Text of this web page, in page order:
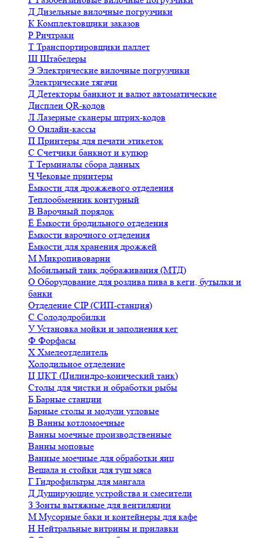
Д Дизельные вилочные погрузчики
К Комплектовщики заказов
Р Ричтраки
Т Транспортировщики паллет
Ш Штабелеры
Э Электрические вилочные погрузчики
Электрические тягачи
Д Детекторы банкнот и валют автоматические
Дисплеи QR-кодов
Л Лазерные сканеры штрих-кодов
О Онлайн-кассы
П Принтеры для печати этикеток
С Счетчики банкнот и купюр
Т Терминалы сбора данных
ЧЧековые принтеры
Ёмкости для дрожжевого отделения
Теплообменник контурный
В Варочный порядок
Ё Ёмкости бродильного отделения
Ёмкости варочного отделения
Ёмкости для хранения дрожжей
М Микропивоварни
Мобильный танк дображивания (МТД)
О Оборудование для розлива пива в кеги, бутылки и
банки
Отделение CIP (СИП-станция)
С Солододробилки
У Установка мойки и заполнения кег
Ф Форфасы
Х Хмелеотделитель
Холодильное отделение
Ц ЦКТ (Цилиндро-конический танк)
Столы для чистки и обработки рыбы
Б Барные станции
Барные столы и модули угловые
В Ванны котломоечные
Ванны моечные производственные
Ванны моповые
Ванные моечные для обработки яиц
Вешала и стойки для туш мяса
Г Гидрофильтры для мангала
Д Душирующие устройства и смесители
З Зонты вытяжные для вентиляции
М Мусорные баки и контейнеры для кафе
Н Нейтральные витрины и прилавки